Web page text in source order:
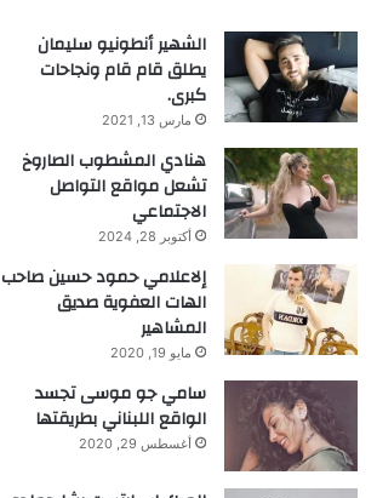
الشهير أنطونيو سليمان
يطلق قام قام ونجاحات
كبرى.
مارس 13, 2021
هنادي المشطوب الصاروخ
تشعل مواقع التواصل
الاجتماعي
أكتوبر 28, 2024
إلاعلامي حمود حسين صاحب
الهات العفوية صديق
المشاهير
مايو 19, 2020
سامي جو موسى تجسد
الواقع اللبناني بطريقتها
أغسطس 29, 2020